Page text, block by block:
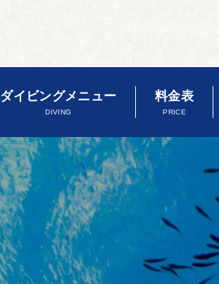
ダイビングメニュー
DIVING
料金表
PRICE